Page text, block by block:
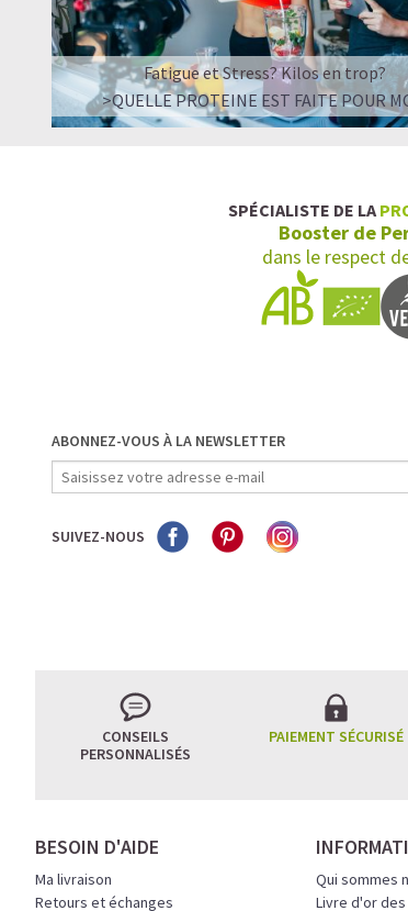
Fatigue et Stress? Kilos en trop?
>QUELLE PROTEINE EST FAITE POUR
SPÉCIALISTE DE LA
Booster de
dans le respect
ABONNEZ-VOUS À LA NEWSLETTER
SUIVEZ-NOUS
CONSEILS
PERSONNALISÉS
PAIEMENT SÉCURISÉ
BESOIN D'AIDE
Ma livraison
Retours et échanges
Qui sommes
Livre d'or des